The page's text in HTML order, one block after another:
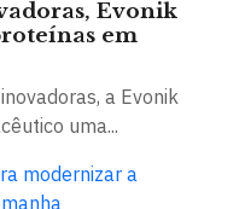
Evonik
em
a Evonik
uma...